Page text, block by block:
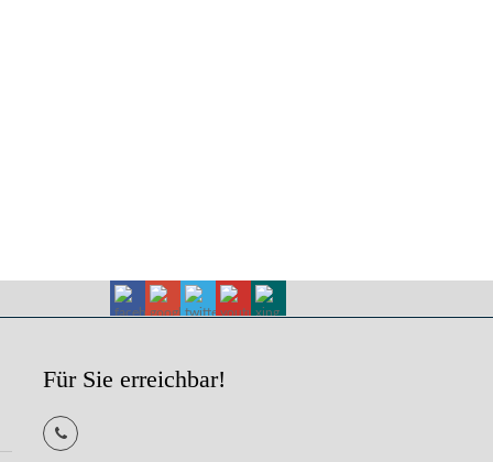
Für Sie erreichbar!